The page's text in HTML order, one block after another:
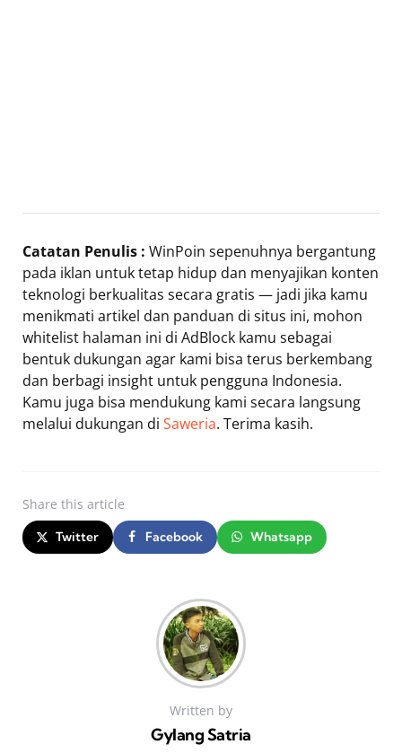
Catatan Penulis : WinPoin sepenuhnya bergantung
pada iklan untuk tetap hidup dan menyajikan konten
teknologi berkualitas secara gratis — jadi jika kamu
menikmati artikel dan panduan di situs ini, mohon
whitelist halaman ini di AdBlock kamu sebagai
bentuk dukungan agar kami bisa terus berkembang
dan berbagi insight untuk pengguna Indonesia.
Kamu juga bisa mendukung kami secara langsung
melalui dukungan di Saweria. Terima kasih.
Share this article
Twitter Facebook Whatsapp
Written by
Gylang Satria